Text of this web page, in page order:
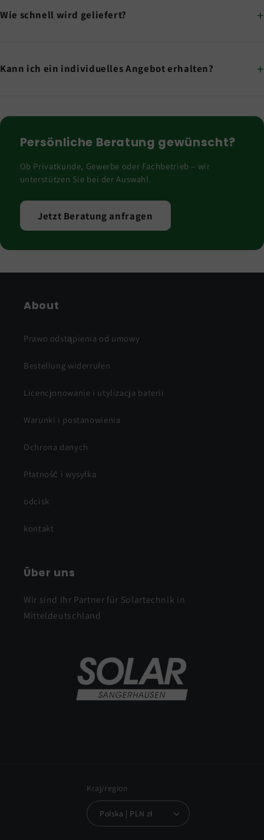
Wie schnell wird geliefert?
Kann ich ein individuelles Angebot erhalten?
Persönliche Beratung gewünscht?
Ob Privatkunde, Gewerbe oder Fachbetrieb – wir
unterstützen Sie bei der Auswahl.
Jetzt Beratung anfragen
About
Prawo odstąpienia od umowy
Bestellung widerrufen
Licencjonowanie i utylizacja baterii
Warunki i postanowienia
Ochrona danych
Płatność i wysyłka
odcisk
kontakt
Über uns
Wir sind Ihr Partner für Solartechnik in
Mitteldeutschland
Kraj/region
Polska | PLN zł